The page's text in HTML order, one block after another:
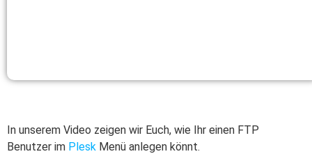
In unserem Video zeigen wir Euch, wie Ihr einen FTP
Benutzer im Plesk Menü anlegen könnt.